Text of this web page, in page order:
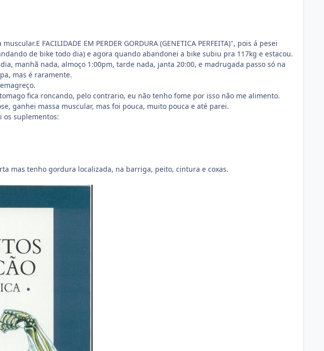
FACILIDADE EM PERDER GORDURA (GENETICA PERFEITA)", pois á pesei
de bike todo dia) e agora quando abandonei a bike subiu pra 117kg e estacou.
manhã nada, almoço 1:00pm, tarde nada, janta 20:00, e madrugada passo só na
mas é raramente.
fica roncando, pelo contrario, eu não tenho fome por isso não me alimento.
ganhei massa muscular, mas foi pouca, muito pouca e até parei.
os suplementos:
mas tenho gordura localizada, na barriga, peito, cintura e coxas.